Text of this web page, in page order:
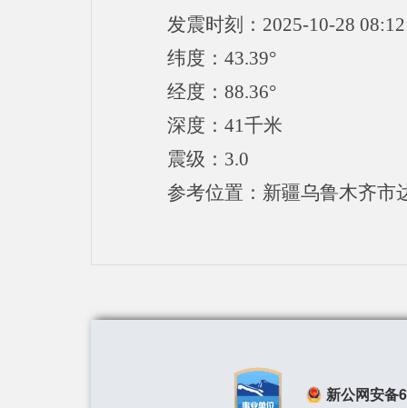
发震时刻：2025-10-28
纬度：43.39°
经度：88.36°
深度：41千米
震级：3.0
参考位置：新疆乌鲁木齐市
新公网安备